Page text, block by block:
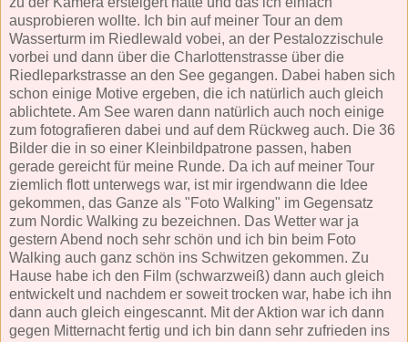
ausprobieren wollte. Ich bin auf meiner Tour an dem
Wasserturm im Riedlewald vobei, an der Pestalozzischule
vorbei und dann über die Charlottenstrasse über die
Riedleparkstrasse an den See gegangen. Dabei haben sich
schon einige Motive ergeben, die ich natürlich auch gleich
ablichtete. Am See waren dann natürlich auch noch einige
zum fotografieren dabei und auf dem Rückweg auch. Die 36
Bilder die in so einer Kleinbildpatrone passen, haben
gerade gereicht für meine Runde. Da ich auf meiner Tour
ziemlich flott unterwegs war, ist mir irgendwann die Idee
gekommen, das Ganze als "Foto Walking" im Gegensatz
zum Nordic Walking zu bezeichnen. Das Wetter war ja
gestern Abend noch sehr schön und ich bin beim Foto
Walking auch ganz schön ins Schwitzen gekommen. Zu
Hause habe ich den Film (schwarzweiß) dann auch gleich
entwickelt und nachdem er soweit trocken war, habe ich ihn
dann auch gleich eingescannt. Mit der Aktion war ich dann
gegen Mitternacht fertig und ich bin dann sehr zufrieden ins